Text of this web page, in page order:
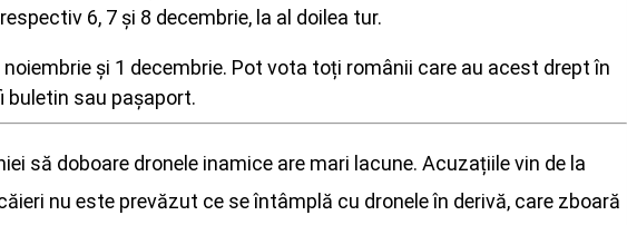
6, 7 și 8 decembrie, la al doilea tur.
și 1 decembrie. Pot vota toți românii care au acest drept în
buletin sau pașaport.
să doboare dronele inamice are mari lacune. Acuzațiile vin de la
nu este prevăzut ce se întâmplă cu dronele în derivă, care zboară